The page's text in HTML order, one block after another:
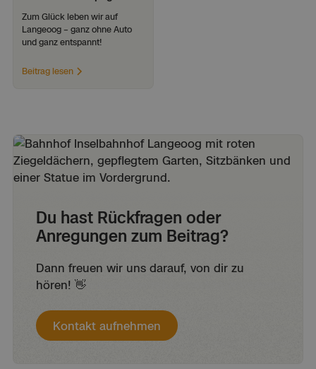
Zum Glück leben wir auf
Langeoog – ganz ohne Auto
und ganz entspannt!
Beitrag lesen
Du hast Rückfragen oder
Anregungen zum Beitrag?
Dann freuen wir uns darauf, von dir zu
hören! 👋
Kontakt aufnehmen